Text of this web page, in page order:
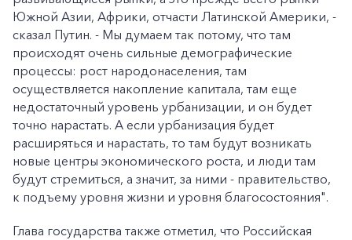
Южной Азии, Африки, отчасти Латинской Америки, -
сказал Путин. - Мы думаем так потому, что там
происходят очень сильные демографические
процессы: рост народонаселения, там
осуществляется накопление капитала, там еще
недостаточный уровень урбанизации, и он будет
точно нарастать. А если урбанизация будет
расширяться и нарастать, то там будут возникать
новые центры экономического роста, и люди там
будут стремиться, а значит, за ними - правительство,
к подъему уровня жизни и уровня благосостояния".
Глава государства также отметил, что Российская